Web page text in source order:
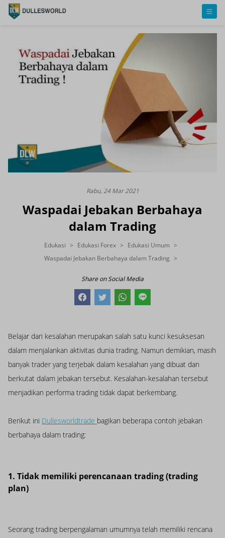
Rabu, 24 Mar 2021
Waspadai Jebakan Berbahaya
dalam Trading
Edukasi Edukasi Forex
Edukasi Umum
Waspadai Jebakan Berbahaya dalam Trading
Share on Social Media
Belajar dari kesalahan merupakan salah satu kunci kesuksesan
dalam menjalankan aktivitas dunia trading. Namun demikian, masih
banyak trader yang terjebak dalam kesalahan yang dibuat dan
berkutat dalam jebakan tersebut. Kesalahan-kesalahan tersebut
menjadikan performa trading tidak dapat berkembang.
Berikut ini Dullesworldtrade bagikan beberapa contoh jebakan
berbahaya dalam trading:
1. Tidak memiliki perencanaan trading (trading
plan)
Seorang trading berpengalaman umumnya telah memiliki rencana